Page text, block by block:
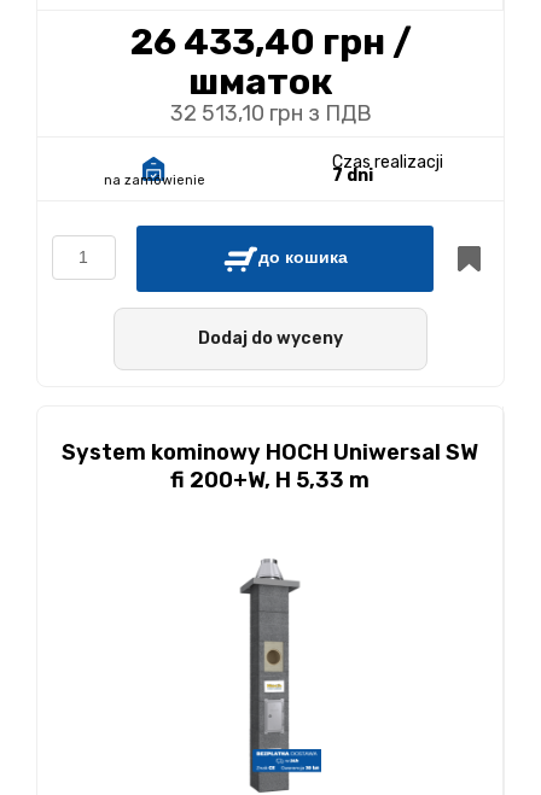
26 433,40 грн /
шматок
32 513,10 грн з ПДВ
na zamówienie
Czas realizacji
7 dni
до кошика
Dodaj do wyceny
System kominowy HOCH Uniwersal SW
fi 200+W, H 5,33 m